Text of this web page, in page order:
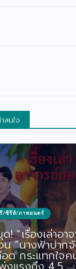
สนใจ
/ซีรีส์/ภาพยนตร์
! “เรื่องเล่าอา
“นางฟ้าปาก
อด กระแทกใจ